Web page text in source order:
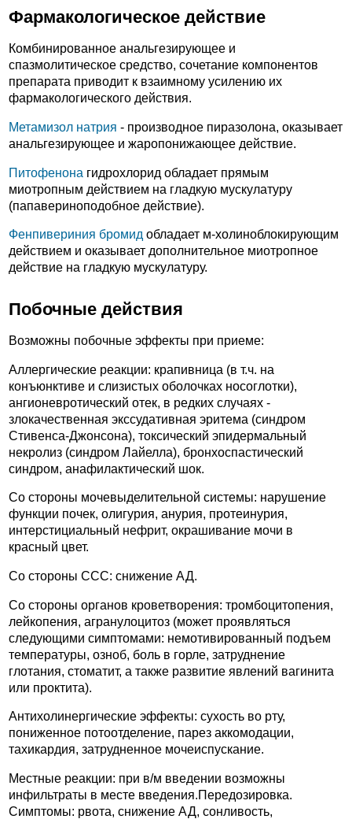
Фармакологическое действие
Комбинированное анальгезирующее и
спазмолитическое средство, сочетание компонентов
препарата приводит к взаимному усилению их
фармакологического действия.
Метамизол натрия - производное пиразолона, оказывает
анальгезирующее и жаропонижающее действие.
Питофенона гидрохлорид обладает прямым
миотропным действием на гладкую мускулатуру
(папавериноподобное действие).
Фенпивериния бромид обладает м-холиноблокирующим
действием и оказывает дополнительное миотропное
действие на гладкую мускулатуру.
Побочные действия
Возможны побочные эффекты при приеме:
Аллергические реакции: крапивница (в т.ч. на
конъюнктиве и слизистых оболочках носоглотки),
ангионевротический отек, в редких случаях -
злокачественная экссудативная эритема (синдром
Стивенса-Джонсона), токсический эпидермальный
некролиз (синдром Лайелла), бронхоспастический
синдром, анафилактический шок.
Со стороны мочевыделительной системы: нарушение
функции почек, олигурия, анурия, протеинурия,
интерстициальный нефрит, окрашивание мочи в
красный цвет.
Со стороны ССС: снижение АД.
Со стороны органов кроветворения: тромбоцитопения,
лейкопения, агранулоцитоз (может проявляться
следующими симптомами: немотивированный подъем
температуры, озноб, боль в горле, затруднение
глотания, стоматит, а также развитие явлений вагинита
или проктита).
Антихолинергические эффекты: сухость во рту,
пониженное потоотделение, парез аккомодации,
тахикардия, затрудненное мочеиспускание.
Местные реакции: при в/м введении возможны
инфильтраты в месте введения.Передозировка.
Симптомы: рвота, снижение АД, сонливость,